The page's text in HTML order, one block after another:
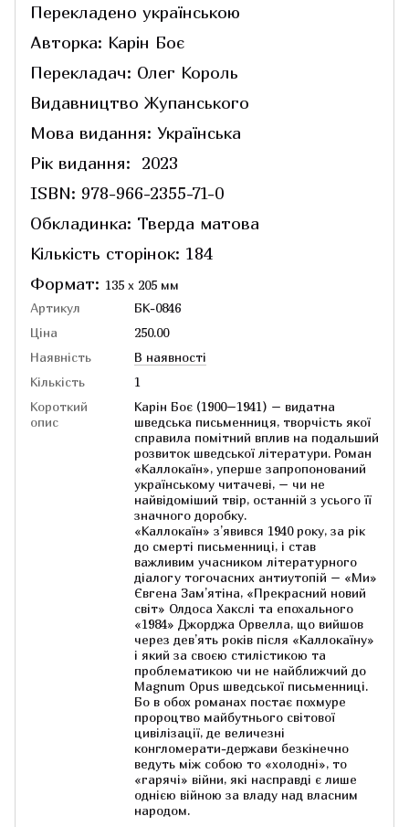
Перекладено українською
Авторка: Карін Боє
Перекладач: Олег Король
Видавництво Жупанського
Мова видання: Українська
Рік видання: 2023
ISBN: 978-966-2355-71-0
Обкладинка: Тверда матова
Кількість сторінок: 184
Формат: 135 х 205 мм
Артикул
БК-0846
Ціна
250.00
Наявність
В наявності
Кількість
1
Короткий
опис
Карін Боє (1900–1941) – видатна
шведська письменниця, творчість якої
справила помітний вплив на подальший
розвиток шведської літератури. Роман
«Каллокаїн», уперше запропонований
українському читачеві, – чи не
найвідоміший твір, останній з усього її
значного доробку.
«Каллокаїн» з’явився 1940 року, за рік
до смерті письменниці, і став
важливим учасником літературного
діалогу тогочасних антиутопій – «Ми»
Євгена Зам’ятіна, «Прекрасний новий
світ» Олдоса Хакслі та епохального
«1984» Джорджа Орвелла, що вийшов
через дев’ять років після «Каллокаїну»
і який за своєю стилістикою та
проблематикою чи не найближчий до
Мagnum Оpus шведської письменниці.
Бо в обох романах постає похмуре
пророцтво майбутнього світової
цивілізації, де величезні
конгломерати-держави безкінечно
ведуть між собою то «холодні», то
«гарячі» війни, які насправді є лише
однією війною за владу над власним
народом.